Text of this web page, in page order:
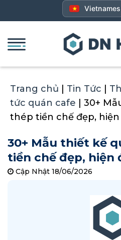
qua
dung
Trang chủ Tin Tức
tức quán cafe
30+
thép tiền chế đẹp, hiện
30+ Mẫu thiết kế
tiền chế đẹp, hiện
Cập Nhật 18/06/2026